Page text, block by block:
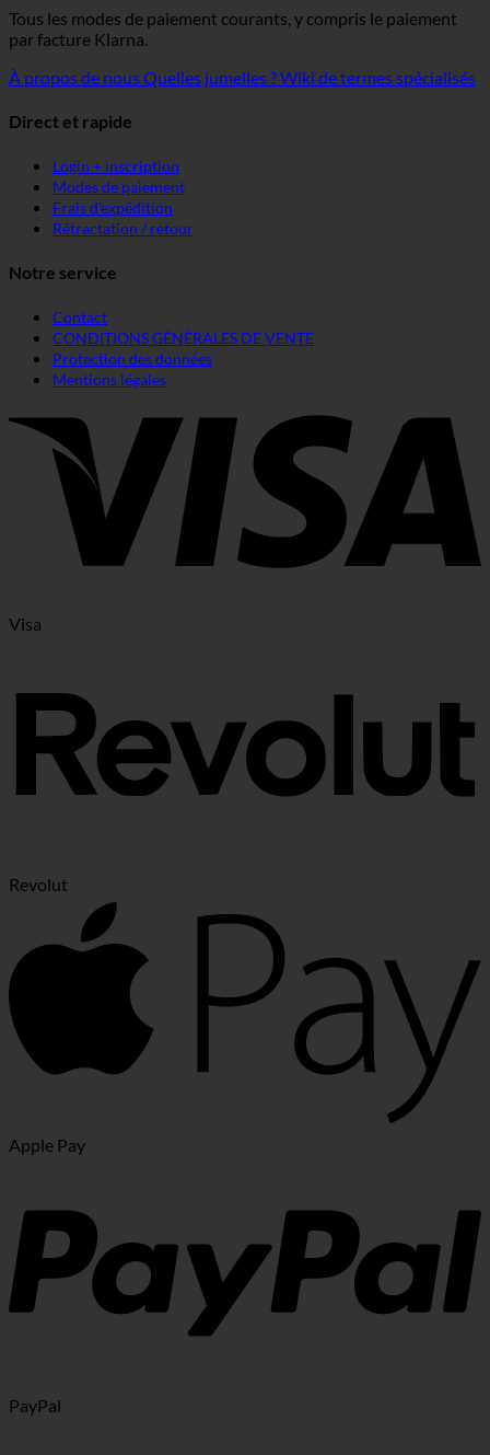
Tous les modes de paiement courants, y compris le paiement
par facture Klarna.
À propos de nousQuelles jumelles ?Wiki de termes spécialisés
Direct et rapide
Login + inscription
Modes de paiement
Frais d'expédition
Rétractation / retour
Notre service
Contact
CONDITIONS GÉNÉRALES DE VENTE
Protection des données
Mentions légales
Visa
Revolut
Apple Pay
PayPal